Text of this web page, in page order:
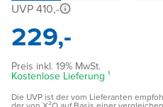
UVP 410,-
229,-
Preis inkl. 19% MwSt.
Kostenlose Lieferung ¹
Die UVP ist der vom Lieferanten